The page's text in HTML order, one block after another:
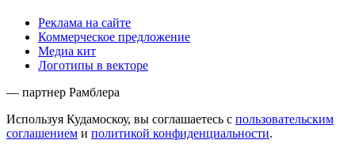
Реклама на сайте
Коммерческое предложение
Медиа кит
Логотипы в векторе
— партнер Рамблера
Используя Кудамоскоу, вы соглашаетесь с пользовательским
соглашением и политикой конфиденциальности.